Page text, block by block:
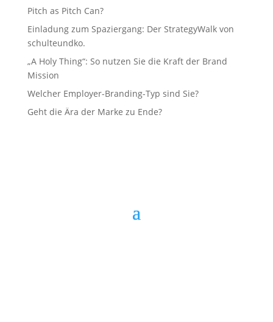
Pitch as Pitch Can?
Einladung zum Spaziergang: Der StrategyWalk von
schulteundko.
„A Holy Thing“: So nutzen Sie die Kraft der Brand
Mission
Welcher Employer-Branding-Typ sind Sie?
Geht die Ära der Marke zu Ende?